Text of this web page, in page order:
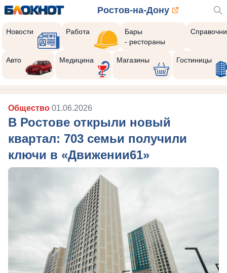
Ростов-на-Дону
Новости Работа
Бары
- рестораны
Авто Медицина Магазины Гостиницы
Общество 01.06.2026
В Ростове открыли новый
квартал: 703 семьи получили
ключи в «Движении61»